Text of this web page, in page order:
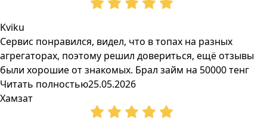
Kviku
Сервис понравился, видел, что в топах на разных
агрегаторах, поэтому решил довериться, ещё отзывы
были хорошие от знакомых. Брал займ на 50000 тенг
Читать полностью25.05.2026
Хамзат